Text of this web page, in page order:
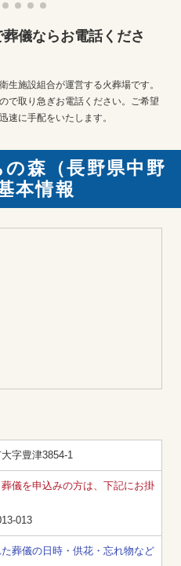
儀ならお電話くださ
生施設組合が運営する火葬場です。
で取り急ぎお電話ください。ご希望
速に手配をいたします。
森（長野県中野
本情報
字豊津3854-1
儀を申込みの方は、下記にお掛
013
葬儀の日時・供花・忘れ物など